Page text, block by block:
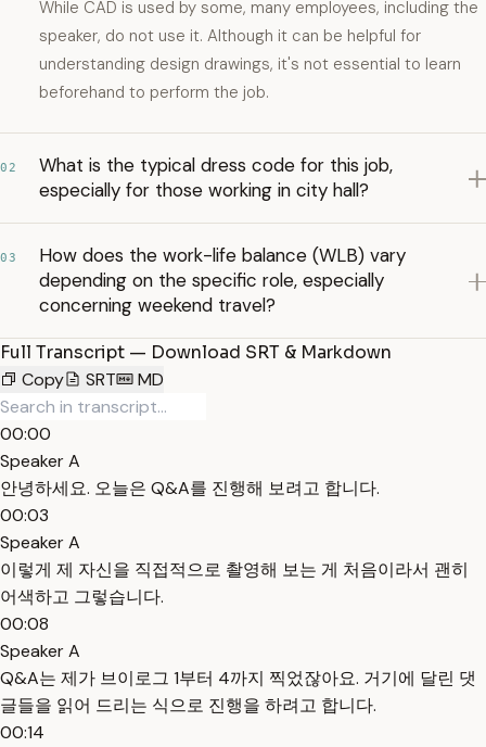
While CAD is used by some, many employees, including the
speaker, do not use it. Although it can be helpful for
understanding design drawings, it's not essential to learn
beforehand to perform the job.
02
What is the typical dress code for this job,
especially for those working in city hall?
03
How does the work-life balance (WLB) vary
depending on the specific role, especially
concerning weekend travel?
Full Transcript — Download SRT & Markdown
Copy
SRT MD
00:00
Speaker A
안녕하세요. 오늘은 Q&A를 진행해 보려고 합니다.
00:03
Speaker A
이렇게 제 자신을 직접적으로 촬영해 보는 게 처음이라서 괜히
어색하고 그렇습니다.
00:08
Speaker A
Q&A는 제가 브이로그 1부터 4까지 찍었잖아요. 거기에 달린 댓
글들을 읽어 드리는 식으로 진행을 하려고 합니다.
00:14